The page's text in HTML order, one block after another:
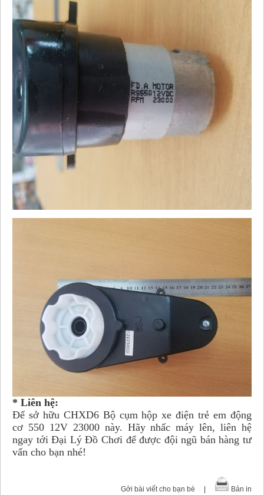
* Liên hệ:
Để sở hữu CHXD6 Bộ cụm hộp xe điện trẻ em động
cơ 550 12V 23000 này. Hãy nhấc máy lên, liên hệ
ngay tới Đại Lý Đồ Chơi để được đội ngũ bán hàng tư
vấn cho bạn nhé!
Gởi bài viết cho bạn bè | Bản in